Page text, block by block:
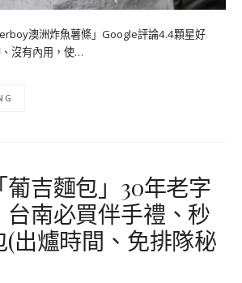
澳洲炸魚薯條」Google評論4.4顆星好
沒有內用，使…
葡吉麵包」30年老字
台南必買伴手禮、秒
出爐時間、免排隊秘